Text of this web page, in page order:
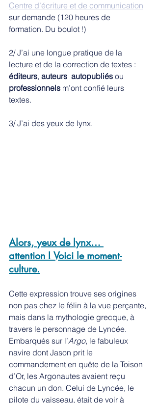
Centre d’écriture et de communication
sur demande (120 heures de
formation. Du boulot !)
2/ J’ai une longue pratique de la
lecture et de la correction de textes :
éditeurs, auteurs  autopubliés ou
professionnels m’ont confié leurs
textes.
3/ J’ai des yeux de lynx.
Alors, yeux de lynx…
attention ! Voici le moment-
culture.
Cette expression trouve ses origines
non pas chez le félin à la vue perçante,
mais dans la mythologie grecque, à
travers le personnage de Lyncée.
Embarqués sur l’Argo, le fabuleux
navire dont Jason prit le
commandement en quête de la Toison
d’Or, les Argonautes avaient reçu
chacun un don. Celui de Lyncée, le
pilote du vaisseau, était de voir à